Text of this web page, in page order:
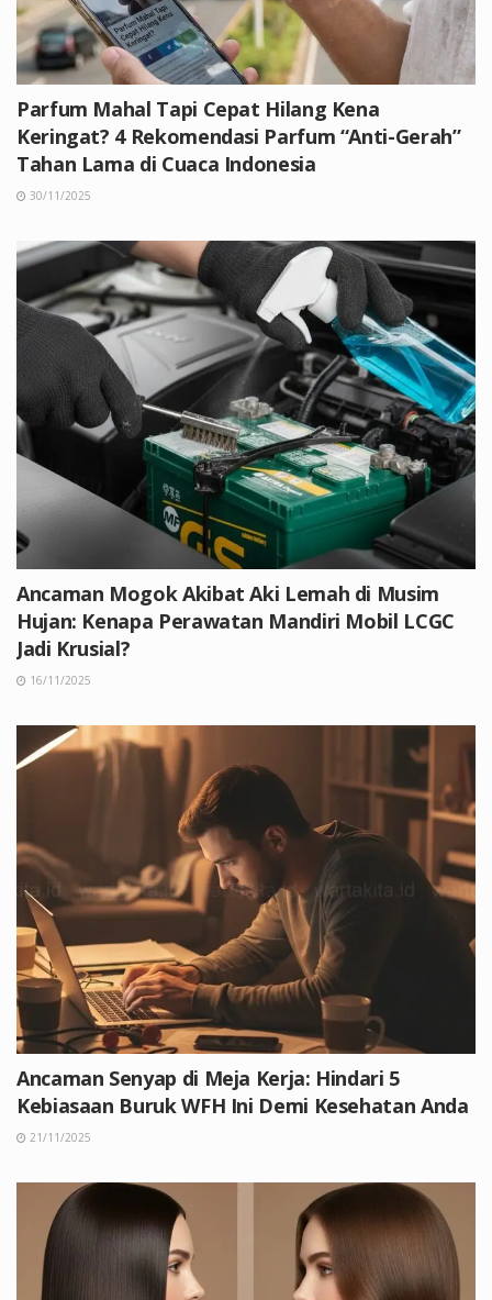
Parfum Mahal Tapi Cepat Hilang Kena
Keringat? 4 Rekomendasi Parfum “Anti-Gerah”
Tahan Lama di Cuaca Indonesia
30/11/2025
Ancaman Mogok Akibat Aki Lemah di Musim
Hujan: Kenapa Perawatan Mandiri Mobil LCGC
Jadi Krusial?
16/11/2025
Ancaman Senyap di Meja Kerja: Hindari 5
Kebiasaan Buruk WFH Ini Demi Kesehatan Anda
21/11/2025